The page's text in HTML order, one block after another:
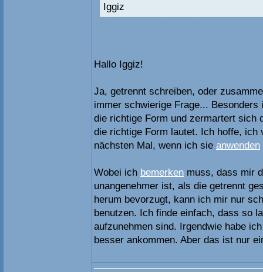
Iggiz
Hallo Iggiz!
Ja, getrennt schreiben, oder
immer schwierige Frage...
die richtige Form und zermartert sich
die richtige Form lautet. Ich hoffe,
nächsten Mal, wenn ich sie anwenden
Wobei ich bemerken muss, dass mir
unangenehmer ist, als die getrennt
herum bevorzugt, kann ich mir nur
benutzen. Ich finde einfach, dass so
aufzunehmen sind. Irgendwie habe
besser ankommen. Aber das ist nur